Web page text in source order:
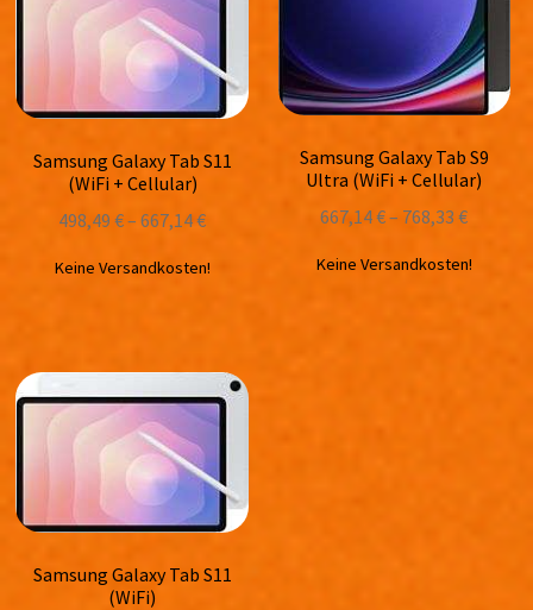
Samsung Galaxy Tab S11
(WiFi + Cellular)
498,49€–667,14€
Keine Versandkosten!
Samsung Galaxy Tab S9
Ultra (WiFi + Cellular)
667,14€– 768,33€
Keine Versandkosten!
Samsung Galaxy Tab S11
(WiFi)